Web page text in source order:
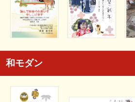
和モダン